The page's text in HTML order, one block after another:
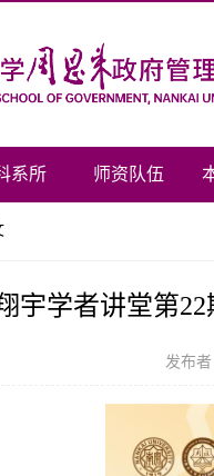
系所 师资队伍
宇学者讲堂第
发布